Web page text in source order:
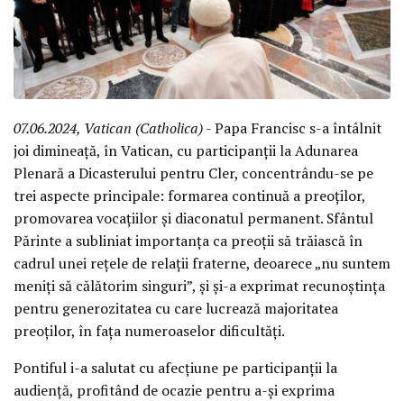
07.06.2024, Vatican (Catholica)- Papa Francisc s-a întâlnit
joi dimineață, în Vatican, cu participanții la Adunarea
Plenară a Dicasterului pentru Cler, concentrându-se pe
trei aspecte principale: formarea continuă a preoților,
promovarea vocațiilor și diaconatul permanent. Sfântul
Părinte a subliniat importanța ca preoții să trăiască în
cadrul unei rețele de relații fraterne, deoarece „nu suntem
meniți să călătorim singuri”, și și-a exprimat recunoștința
pentru generozitatea cu care lucrează majoritatea
preoților, în fața numeroaselor dificultăți.
Pontiful i-a salutat cu afecțiune pe participanții la
audiență, profitând de ocazie pentru a-și exprima